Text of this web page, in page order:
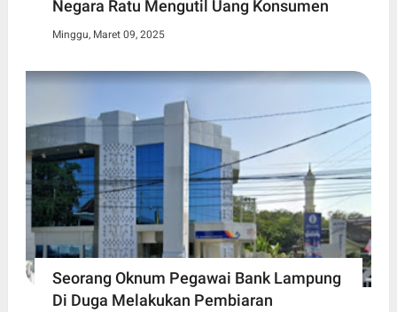
Negara Ratu Mengutil Uang Konsumen
Minggu, Maret 09, 2025
Seorang Oknum Pegawai Bank Lampung
Di Duga Melakukan Pembiaran